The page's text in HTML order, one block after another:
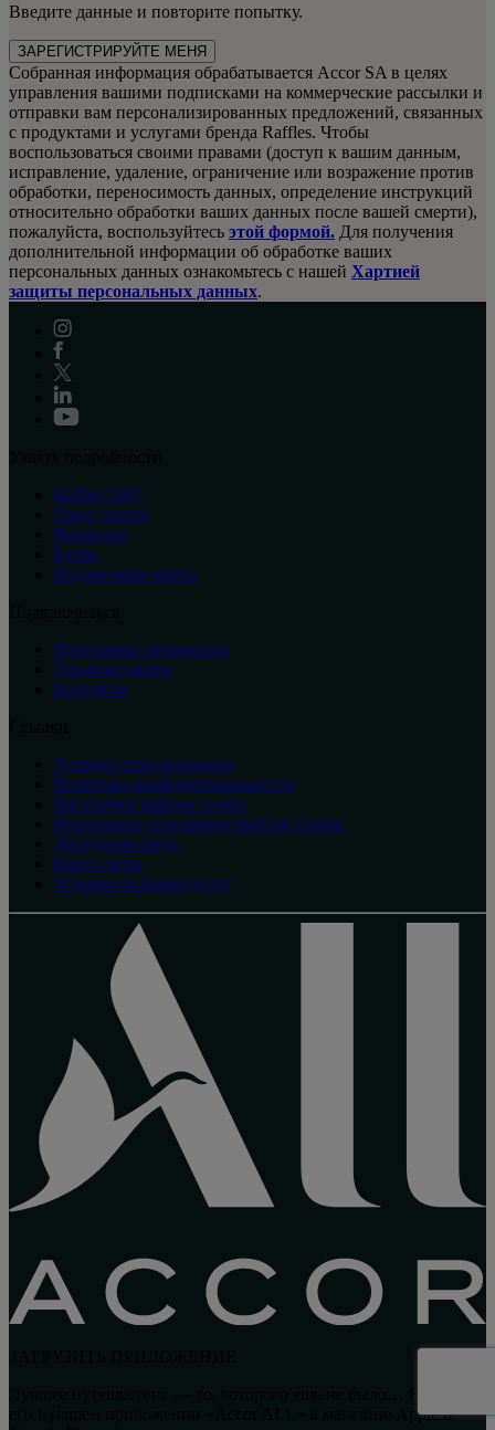
Введите данные и повторите попытку.
ЗАРЕГИСТРИРУЙТЕ МЕНЯ
Собранная информация обрабатывается Accor SA в целях
управления вашими подписками на коммерческие рассылки и
отправки вам персонализированных предложений, связанных
с продуктами и услугами бренда Raffles. Чтобы
воспользоваться своими правами (доступ к вашим данным,
исправление, удаление, ограничение или возражение против
обработки, переносимость данных, определение инструкций
относительно обработки ваших данных после вашей смерти),
пожалуйста, воспользуйтесь этой формой. Для получения
дополнительной информации об обработке ваших
персональных данных ознакомьтесь с нашей Хартией
защиты персональных данных.
Raffles 1887
Пресс-центр
Вакансии
Бутик
Подарочные карты
Программа лояльности
Тур-менеджеры
Контакты
Условия использования
Политика конфиденциальности
Настройки файлов cookie
Политика в отношении файлов cookie
Доступная среда
Карта сайта
Условия оказания услуг
его в нашем приложении «Accor ALL» в магазине Apple и